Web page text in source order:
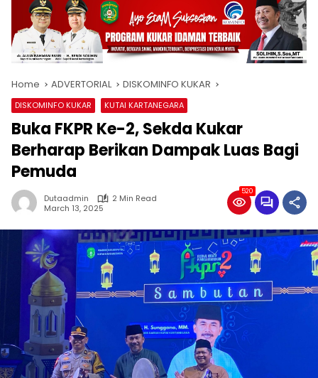
Home ADVERTORIAL DISKOMINFO KUKAR
DISKOMINFO KUKAR KUTAI KARTANEGARA
Buka FKPR Ke-2, Sekda Kukar
Berharap Berikan Dampak Luas Bagi
Pemuda
Dutaadmin
2 Min Read
March 13, 2025
520